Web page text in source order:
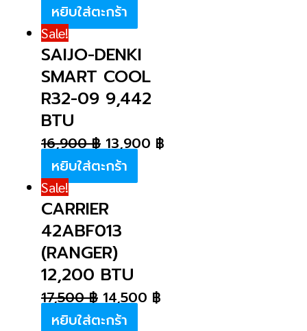
หยิบใส่ตะกร้า
Sale!
SAIJO-DENKI
SMART COOL
R32-09 9,442
BTU
16,900฿ 13,900 ฿
หยิบใส่ตะกร้า
Sale!
CARRIER
42ABF013
(RANGER)
12,200 BTU
17,500฿ 14,500 ฿
หยิบใส่ตะกร้า